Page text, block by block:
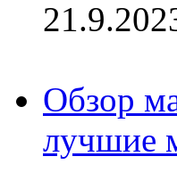
Обзор
лучшие